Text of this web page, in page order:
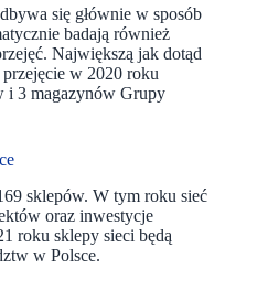
się głównie w sposób
badają również
Największą jak dotąd
w 2020 roku
i 3 magazynów Grupy
sklepów. W tym roku sieć
oraz inwestycje
roku sklepy sieci będą
w Polsce.